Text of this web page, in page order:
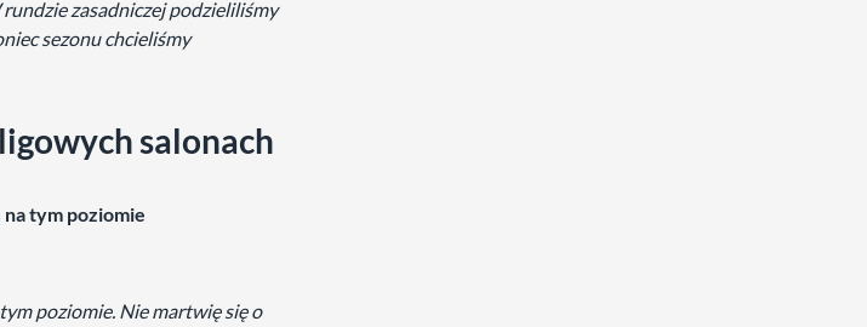
rundzie zasadniczej podzieliliśmy
sezonu chcieliśmy
salonach
na tym poziomie
poziomie. Nie martwię się o